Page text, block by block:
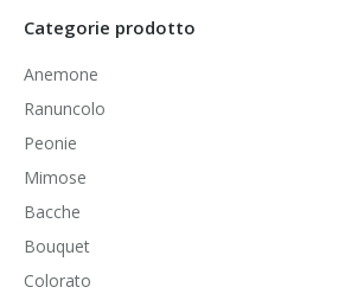
Categorie prodotto
Anemone
Ranuncolo
Peonie
Mimose
Bacche
Bouquet
Colorato